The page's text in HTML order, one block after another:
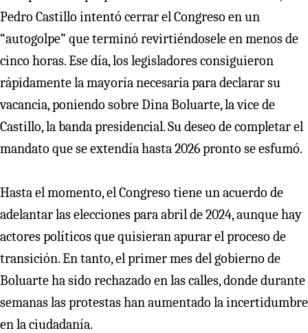
Pedro Castillo intentó cerrar el Congreso en un
“autogolpe” que terminó revirtiéndosele en menos de
cinco horas. Ese día, los legisladores consiguieron
rápidamente la mayoría necesaria para declarar su
vacancia, poniendo sobre Dina Boluarte, la vice de
Castillo, la banda presidencial. Su deseo de completar el
mandato que se extendía hasta 2026 pronto se esfumó.
Hasta el momento, el Congreso tiene un acuerdo de
adelantar las elecciones para abril de 2024, aunque hay
actores políticos que quisieran apurar el proceso de
transición. En tanto, el primer mes del gobierno de
Boluarte ha sido rechazado en las calles, donde durante
semanas las protestas han aumentado la incertidumbre
en la ciudadanía.